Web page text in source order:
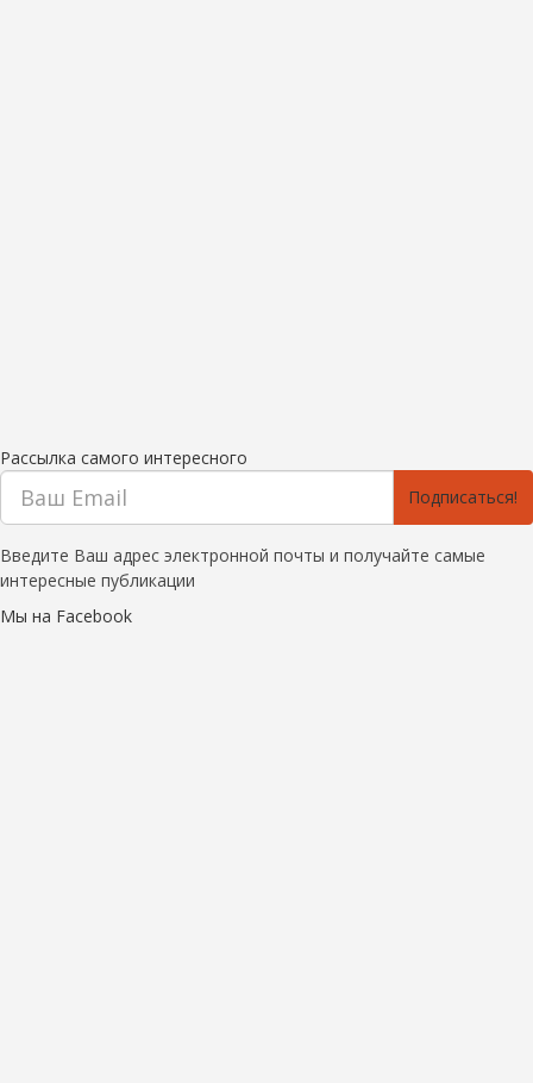
Рассылка самого интересного
Подписаться!
Введите Ваш адрес электронной почты и получайте самые
интересные публикации
Мы на Facebook